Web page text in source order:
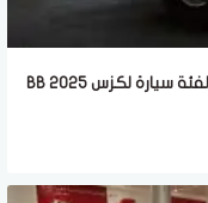
بالفيديو.. الخالدي يكشف مواصفات وسعر الفئة سيارة لكزس BB 2025